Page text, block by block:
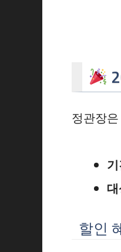
정관장
할인